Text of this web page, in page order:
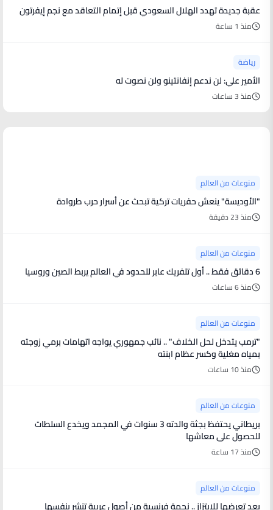
عقبة جديدة تهدد الهلال السعودي قبل إتمام التعاقد مع نجم إيفرتون
منذ 1 ساعة
رياضة
الأمير علي: لن ندعم إنفانتينو ولن نصوت له
منذ 3 ساعات
منوعات من العالم
"الأوديسة" ينعش حفريات تركية تبحث عن أسرار حرب طروادة
منذ 23 دقيقة
منوعات من العالم
6 دقائق فقط .. أول تلفريك عابر للحدود في العالم يربط الصين وروسيا
منذ 6 ساعات
منوعات من العالم
"ترمب يتدخل لحل الخلاف" .. نائب جمهوري يواجه اتهامات برمي زوجته
بمياه مغلية وكسر عظام ابنته
منذ 10 ساعات
منوعات من العالم
بريطاني يحتفظ بجثة والدته 3 سنوات في المجمد ويخدع السلطات
للحصول على معاشها
منذ 17 ساعة
منوعات من العالم
بعد تعرضها للابتزاز .. نجمة فرنسية من أصول عربية تنشر بنفسها